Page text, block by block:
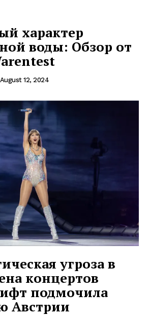
характер
воды: Обзор от
August 12, 2024
угроза в
концертов
подмочила
Австрии